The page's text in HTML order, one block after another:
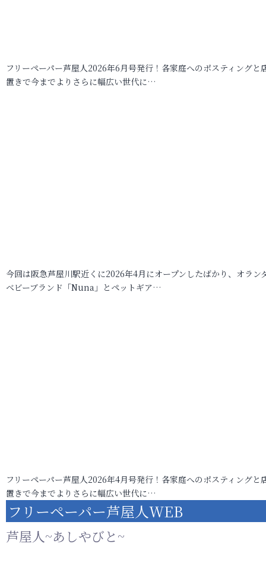
フリーペーパー芦屋人2026年6月号発行！各家庭へのポスティングと
置きで今までよりさらに幅広い世代に…
今回は阪急芦屋川駅近くに2026年4月にオープンしたばかり、オラン
ベビーブランド「Nuna」とペットギア…
フリーペーパー芦屋人2026年4月号発行！各家庭へのポスティングと
置きで今までよりさらに幅広い世代に…
フリーペーパー芦屋人WEB
芦屋人~あしやびと~